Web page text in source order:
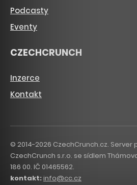
Podcasty
Eventy
CZECHCRUNCH
Inzerce
Kontakt
© 2014-2026 CzechCrunch.cz.
CzechCrunch s.r.o. se sídlem
186 00. IČ 01465562.
kontakt:info@cc.cz